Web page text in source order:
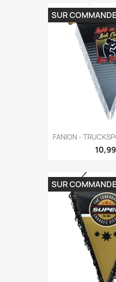
FANION -
SUR COMMANDE
SUR COMMANDE